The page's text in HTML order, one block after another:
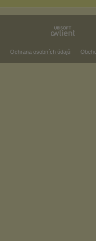
Ochrana osobních údajů